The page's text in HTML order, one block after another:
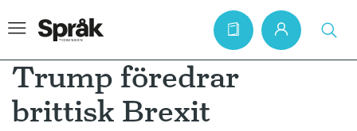
Trump föredrar
brittisk Brexit